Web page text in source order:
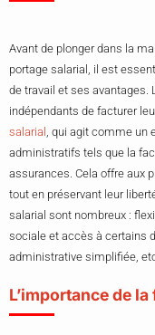
Avant de plonger dans la
portage salarial, il est
de travail et ses avantages.
indépendants de facturer
salarial , qui agit comme un
administratifs tels que la
assurances. Cela offre aux
tout en préservant leur
salarial sont nombreux :
sociale et accès à certains
administrative simplifiée,
L’importance de